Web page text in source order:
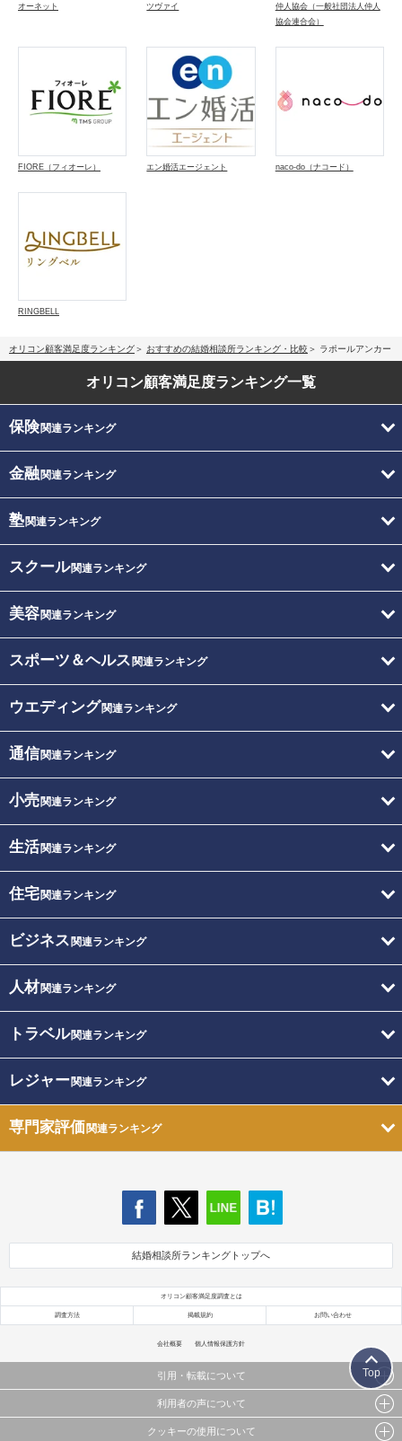
オーネット ツヴァイ
仲人協会（一般社団法人仲人
協会連合会）
FIORE（フィオーレ） エン婚活エージェント naco-do（ナコード）
RINGBELL
オリコン顧客満足度ランキング おすすめの結婚相談所ランキング・比較 ラポールアンカー
オリコン顧客満足度ランキング一覧
保険関連ランキング
金融関連ランキング
塾関連ランキング
スクール関連ランキング
美容関連ランキング
スポーツ＆ヘルス 関連ランキング
ウエディング関連ランキング
通信関連ランキング
小売関連ランキング
生活関連ランキング
住宅関連ランキング
ビジネス 関連ランキング
人材関連ランキング
トラベル関連ランキング
レジャー関連ランキング
専門家評価関連ランキング
結婚相談所ランキングトップへ
オリコン顧客満足度調査とは
調査方法 掲載規約 お問い合わせ
会社概要 個人情報保護方針
引用・転載について
当サイトで公開されている情報（文字、写真、イラスト、画像データ等）及びこれらの配置・
利用者の声について
当サイトに掲載している内容はすべてサービスの利用者が提出された見解・感想です。
クッキーの使用について
Top